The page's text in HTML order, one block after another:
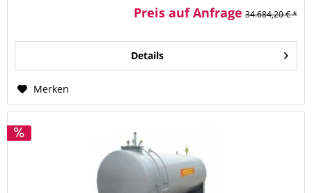
Preis auf Anfrage 34.684,20 € *
Details
Merken